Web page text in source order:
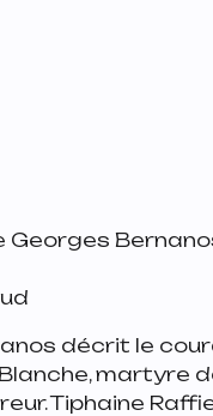
Georges
décrit le
martyre
Tiphaine